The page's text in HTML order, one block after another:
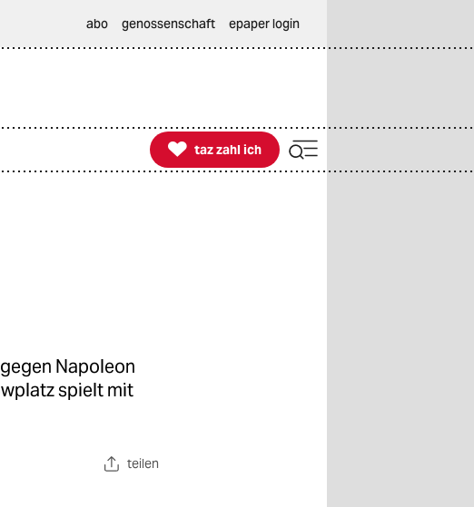
abo genossenschaft epaper login

taz zahl ich
taz zahl ich
Napoleon
spielt mit
teilen